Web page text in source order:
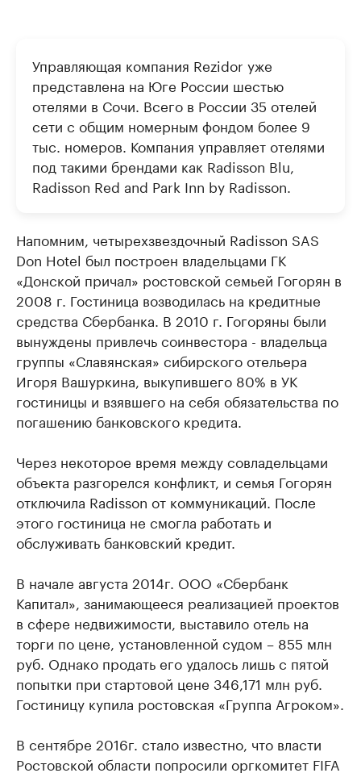
Управляющая компания Rezidor уже
представлена на Юге России шестью
отелями в Сочи. Всего в России 35 отелей
сети с общим номерным фондом более 9
тыс. номеров. Компания управляет отелями
под такими брендами как Radisson Blu,
Radisson Red and Park Inn by Radisson.
Напомним, четырехзвездочный Radisson SAS
Don Hotel был построен владельцами ГК
«Донской причал» ростовской семьей Гогорян в
2008 г. Гостиница возводилась на кредитные
средства Сбербанка. В 2010 г. Гогоряны были
вынуждены привлечь соинвестора - владельца
группы «Славянская» сибирского отельера
Игоря Вашуркина, выкупившего 80% в УК
гостиницы и взявшего на себя обязательства по
погашению банковского кредита.
Через некоторое время между совладельцами
объекта разгорелся конфликт, и семья Гогорян
отключила Radisson от коммуникаций. После
этого гостиница не смогла работать и
обслуживать банковский кредит.
В начале августа 2014г. ООО «Сбербанк
Капитал», занимающееся реализацией проектов
в сфере недвижимости, выставило отель на
торги по цене, установленной судом – 855 млн
руб. Однако продать его удалось лишь с пятой
попытки при стартовой цене 346,171 млн руб.
Гостиницу купила ростовская «Группа Агроком».
В сентябре 2016г. стало известно, что власти
Ростовской области попросили оргкомитет FIFA